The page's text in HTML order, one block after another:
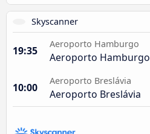
Skyscanner
19:35
Aeroporto Hamburgo
Aeroporto Hamburgo
10:00
Aeroporto Breslávia
Aeroporto Breslávia